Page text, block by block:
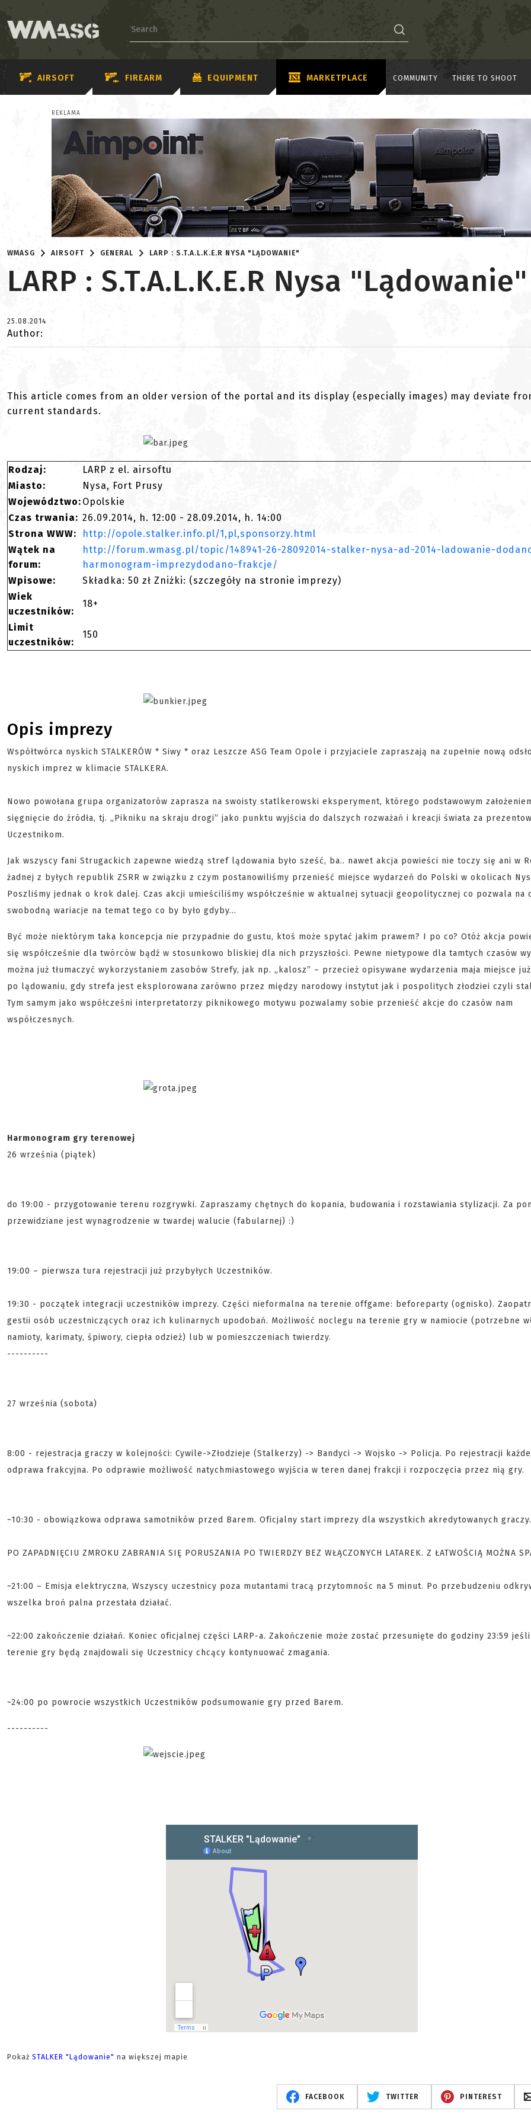
AIRSOFT FIREARM EQUIPMENT MARKETPLACE COMMUNITY THERE TO SHOOT
REKLAMA
WMASG AIRSOFT GENERAL LARP : S.T.A.L.K.E.R NYSA "LĄDOWANIE"
LARP : S.T.A.L.K.E.R Nysa "Lądowanie"
25.08.2014
Author:
This article comes from an older version of the portal and its display (especially images) may deviate
current standards.
Rodzaj:
LARP z el. airsoftu
Miasto:
Nysa, Fort Prusy
Województwo: Opolskie
Czas trwania: 26.09.2014, h. 12:00 - 28.09.2014, h. 14:00
Strona WWW:
http://opole.stalker.info.pl/1,pl,sponsorzy.html
Wątek na
forum:
http://forum.wmasg.pl/topic/148941-26-28092014-stalker-nysa-ad-2014-ladowanie-
harmonogram-imprezydodano-frakcje/
Wpisowe:
Składka: 50 zł Zniżki: (szczegóły na stronie imprezy)
Wiek
uczestników:
18+
Limit
uczestników:
150
Opis imprezy
Współtwórca nyskich STALKERÓW * Siwy * oraz Leszcze ASG Team Opole i przyjaciele zapraszają na zupełnie nową
nyskich imprez w klimacie STALKERA.
Nowo powołana grupa organizatorów zaprasza na swoisty statlkerowski eksperyment, którego podstawowym
sięgnięcie do źródła, tj. „Pikniku na skraju drogi” jako punktu wyjścia do dalszych rozważań i kreacji świata za
Uczestnikom.
Jak wszyscy fani Strugackich zapewne wiedzą stref lądowania było sześć, ba.. nawet akcja powieści nie toczy się ani w
żadnej z byłych republik ZSRR w związku z czym postanowiliśmy przenieść miejsce wydarzeń do Polski w okolicach
Poszliśmy jednak o krok dalej. Czas akcji umieściliśmy współcześnie w aktualnej sytuacji geopolitycznej co pozwala na
swobodną wariacje na temat tego co by było gdyby…
Być może niektórym taka koncepcja nie przypadnie do gustu, ktoś może spytać jakim prawem? I po co? Otóż akcja
się współcześnie dla twórców bądź w stosunkowo bliskiej dla nich przyszłości. Pewne nietypowe dla tamtych czasów
można już tłumaczyć wykorzystaniem zasobów Strefy, jak np. „kalosz” – przecież opisywane wydarzenia maja miejsce
po lądowaniu, gdy strefa jest eksplorowana zarówno przez między narodowy instytut jak i pospolitych złodziei czyli
Tym samym jako współcześni interpretatorzy piknikowego motywu pozwalamy sobie przenieść akcje do czasów nam
współczesnych.
Harmonogram gry terenowej
26 września (piątek)
do 19:00 - przygotowanie terenu rozgrywki. Zapraszamy chętnych do kopania, budowania i rozstawiania stylizacji. Za
przewidziane jest wynagrodzenie w twardej walucie (fabularnej) :)
19:00 – pierwsza tura rejestracji już przybyłych Uczestników.
19:30 - początek integracji uczestników imprezy. Części nieformalna na terenie offgame: beforeparty (ognisko).
gestii osób uczestniczących oraz ich kulinarnych upodobań. Możliwość noclegu na terenie gry w namiocie (potrzebne
namioty, karimaty, śpiwory, ciepła odzież) lub w pomieszczeniach twierdzy.
----------
27 września (sobota)
8:00 - rejestracja graczy w kolejności: Cywile->Złodzieje (Stalkerzy) -> Bandyci -> Wojsko -> Policja. Po rejestracji
odprawa frakcyjna. Po odprawie możliwość natychmiastowego wyjścia w teren danej frakcji i rozpoczęcia przez nią gry.
~10:30 - obowiązkowa odprawa samotników przed Barem. Oficjalny start imprezy dla wszystkich akredytowanych
PO ZAPADNIĘCIU ZMROKU ZABRANIA SIĘ PORUSZANIA PO TWIERDZY BEZ WŁĄCZONYCH LATAREK. Z ŁATWOŚCIĄ MOŻNA
~21:00 – Emisja elektryczna, Wszyscy uczestnicy poza mutantami tracą przytomnośc na 5 minut. Po przebudzeniu
wszelka broń palna przestała działać.
~22:00 zakończenie działań. Koniec oficjalnej części LARP-a. Zakończenie może zostać przesunięte do godziny 23:59
terenie gry będą znajdowali się Uczestnicy chcący kontynuować zmagania.
~24:00 po powrocie wszystkich Uczestników podsumowanie gry przed Barem.
----------
Pokaż STALKER "Lądowanie" na większej mapie
FACEBOOK TWITTER PINTEREST